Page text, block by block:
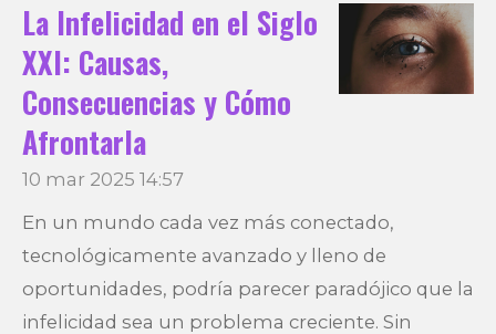
La Infelicidad en el Siglo
XXI: Causas,
Consecuencias y Cómo
Afrontarla
10 mar 2025 14:57
En un mundo cada vez más conectado,
tecnológicamente avanzado y lleno de
oportunidades, podría parecer paradójico que la
infelicidad sea un problema creciente. Sin